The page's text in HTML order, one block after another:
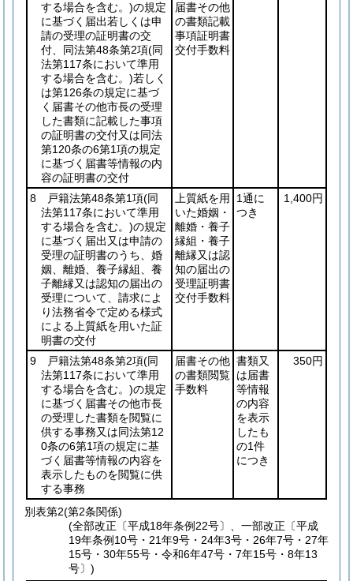
する場合を含む。)の規定
に基づく届出若しくは申
請の受理の証明書の交
付、同法第48条第2項(同
法第117条において準用
する場合を含む。)若しく
は第126条の規定に基づ
く届書その他市長の受理
した書類に記載した事項
の証明書の交付又は同法
第120条の6第1項の規定
に基づく届書等情報の内
容の証明書の交付
届書その他
の書類記載
事項証明書
交付手数料
8 戸籍法第48条第1項(同
法第117条において準用
する場合を含む。)の規定
に基づく届出又は申請の
受理の証明書のうち、婚
姻、離婚、養子縁組、養
子離縁又は認知の届出の
受理について、請求によ
り法務省令で定める様式
による上質紙を用いた証
明書の交付
上質紙を用
いた婚姻・
離婚・養子
縁組・養子
離縁又は認
知の届出の
受理証明書
交付手数料
1通に
つき
1,400円
9 戸籍法第48条第2項(同
法第117条において準用
する場合を含む。)の規定
に基づく届書その他市長
の受理した書類を閲覧に
供する事務又は同法第12
0条の6第1項の規定に基
づく届書等情報の内容を
表示したものを閲覧に供
する事務
届書その他
の書類閲覧
手数料
書類又
は届書
等情報
の内容
を表示
したも
の1件
につき
350円
別表第2(第2条関係)
(全部改正〔平成18年条例22号〕、一部改正〔平成
19年条例10号・21年9号・24年3号・26年7号・27年
15号・30年55号・令和6年47号・7年15号・8年13
号〕)